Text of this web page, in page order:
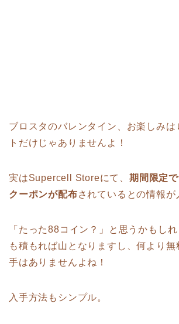
ブロスタのバレンタイン、お楽しみは
トだけじゃありませんよ！
実はSupercell Storeにて、 期間限定
クーポンが配布されているとの情報が
「たった88コイン？」と思うかもし
も積もれば山となりますし、何より無
手はありませんよね！
入手方法もシンプル。